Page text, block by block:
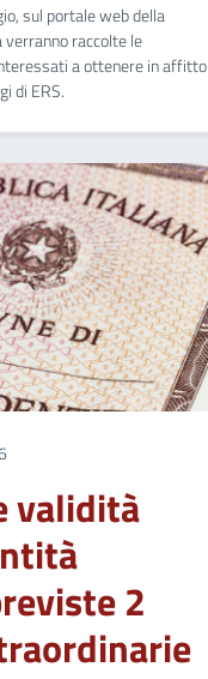
sul portale web della
raccolte le
a ottenere in affitto
di ERS.
validità
2